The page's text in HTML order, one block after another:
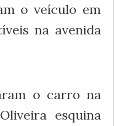
o veículo em
na avenida
o carro na
esquina